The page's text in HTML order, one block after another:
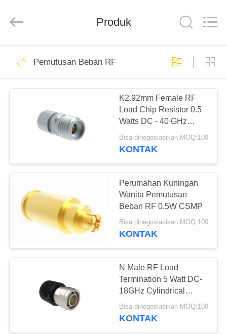
RUMAH
PRODUK
TENTANG
TUR
KONTROL
KUALITAS
HUBUNGI
Ltd..
Konektor RF SMA
207
Konektor RF SMP
236
Konektor RF SMPM
Produk
Pemutusan Beban RF
K2.92mm Female RF
Load Chip Resistor 0.5
Watts DC - 40 GHz
VSWR 1.3
Bisa dinegosiasikan MOQ:100
KONTAK
Perumahan Kuningan
Wanita Pemutusan
Beban RF 0.5W CSMP
Bisa dinegosiasikan MOQ:100
KONTAK
N Male RF Load
Termination 5 Watt DC-
18GHz Cylindrical
Resistor
Bisa dinegosiasikan MOQ:100
KONTAK